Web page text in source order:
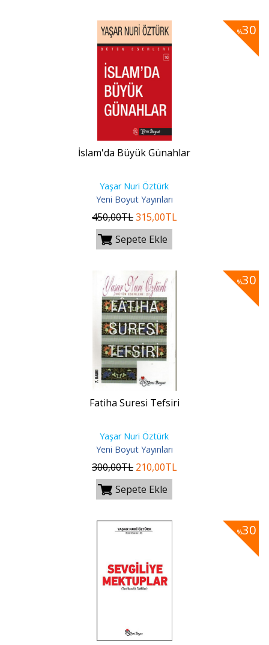
%30
İslam'da Büyük Günahlar
Yaşar Nuri Öztürk
Yeni Boyut Yayınları
450,00TL315,00TL
Sepete Ekle
%30
Fatiha Suresi Tefsiri
Yaşar Nuri Öztürk
Yeni Boyut Yayınları
300,00TL 210,00TL
Sepete Ekle
%30